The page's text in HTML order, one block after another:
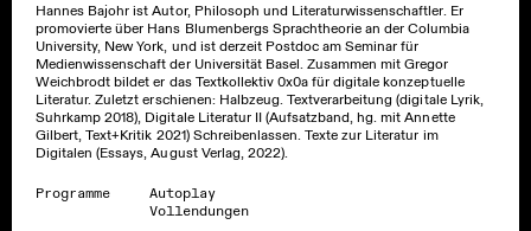
Hannes Bajohr ist Autor, Philosoph und Literaturwissenschaftler. Er
promovierte über Hans Blumenbergs Sprachtheorie an der Columbia
University, New York, und ist derzeit Postdoc am Seminar für
Medienwissenschaft der Universität Basel. Zusammen mit Gregor
Weichbrodt bildet er das Textkollektiv 0x0a für digitale konzeptuelle
Literatur. Zuletzt erschienen: Halbzeug. Textverarbeitung (digitale Lyrik,
Suhrkamp 2018), Digitale Literatur II (Aufsatzband, hg. mit Annette
Gilbert, Text+Kritik 2021) Schreibenlassen. Texte zur Literatur im
Digitalen (Essays, August Verlag, 2022).
Programme
Autoplay
Vollendungen